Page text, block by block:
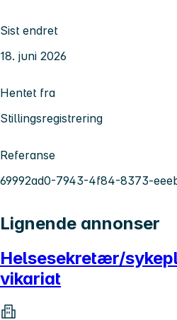
Sist endret
18. juni 2026
Hentet fra
Stillingsregistrering
Referanse
69992ad0-7943-4f84-8373-
Lignende annonser
Helsesekretær/
vikariat